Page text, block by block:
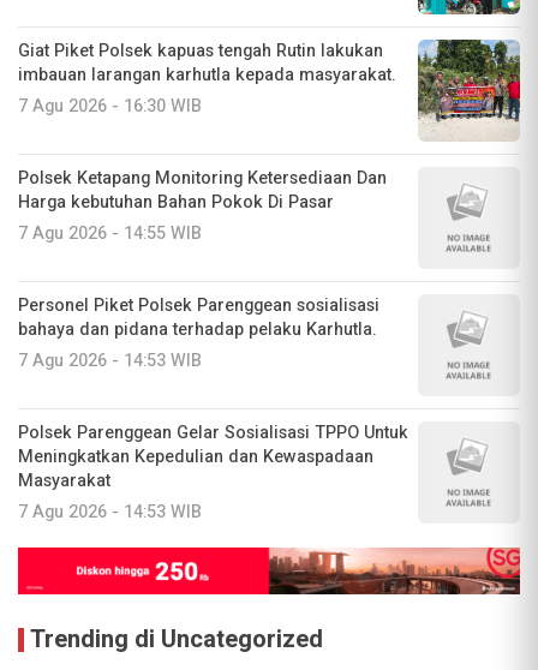
Giat Piket Polsek kapuas tengah Rutin lakukan
imbauan larangan karhutla kepada masyarakat.
7 Agu 2026 - 16:30 WIB
‎Polsek Ketapang Monitoring Ketersediaan Dan
Harga kebutuhan Bahan Pokok Di Pasar
7 Agu 2026 - 14:55 WIB
Personel Piket Polsek Parenggean sosialisasi
bahaya dan pidana terhadap pelaku Karhutla.
7 Agu 2026 - 14:53 WIB
Polsek Parenggean Gelar Sosialisasi TPPO Untuk
Meningkatkan Kepedulian dan Kewaspadaan
Masyarakat
7 Agu 2026 - 14:53 WIB
Trending di Uncategorized